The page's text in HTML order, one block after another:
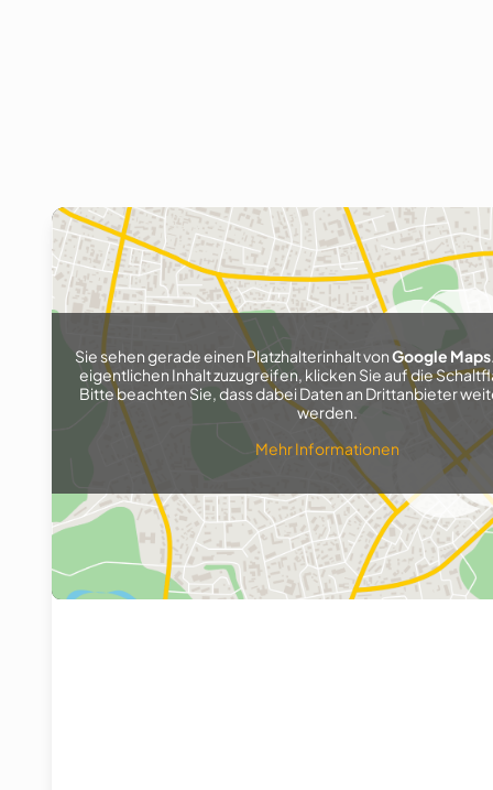
Sie sehen gerade einen Platzhalterinhalt vonGoogle Maps
eigentlichen Inhalt zuzugreifen, klicken Sie auf die
Bitte beachten Sie, dass dabei Daten an Drittanbieter
werden.
Mehr Informationen